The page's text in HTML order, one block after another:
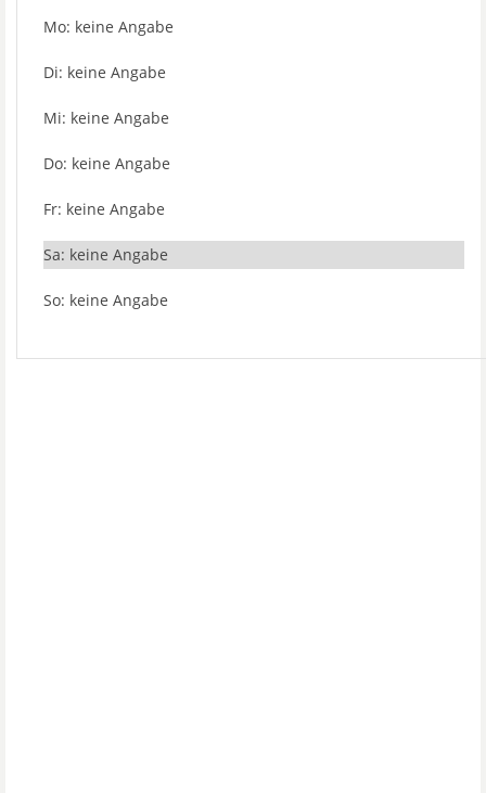
Mo: keine Angabe
Di: keine Angabe
Mi: keine Angabe
Do: keine Angabe
Fr: keine Angabe
Sa: keine Angabe
So: keine Angabe